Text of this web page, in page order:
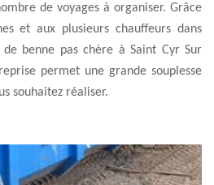
de voyages à organiser. Grâce
et aux plusieurs chauffeurs dans
benne pas chère à Saint Cyr Sur
permet une grande souplesse
souhaitez réaliser.